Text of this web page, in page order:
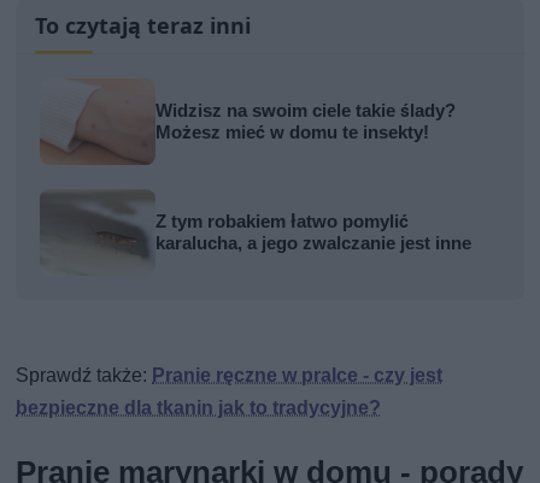
To czytają teraz inni
Widzisz na swoim ciele takie ślady?
Możesz mieć w domu te insekty!
Z tym robakiem łatwo pomylić
karalucha, a jego zwalczanie jest inne
Sprawdź także: Pranie ręczne w pralce - czy jest
bezpieczne dla tkanin jak to tradycyjne?
Pranie marynarki w domu - porady